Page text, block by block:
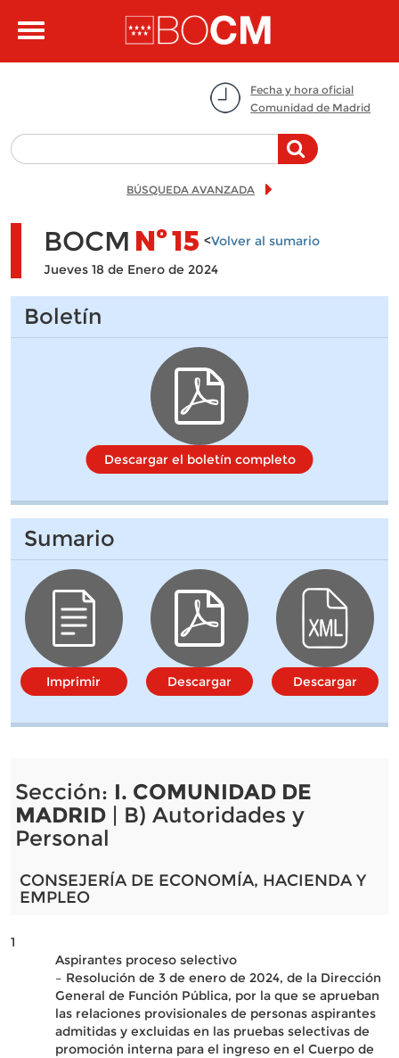
Toggle
Fecha y hora oficial
Comunidad de Madrid
BÚSQUEDA AVANZADA
BOCM Nº15 <Volver al sumario
Jueves 18 de Enero de 2024
Boletín
Descargar el boletín completo
Sumario
Imprimir Descargar Descargar
Sección: I. COMUNIDAD DE
MADRID| B) Autoridades y
Personal
CONSEJERÍA DE ECONOMÍA, HACIENDA Y
EMPLEO
1
Aspirantes proceso selectivo
– Resolución de 3 de enero de 2024, de la Dirección
General de Función Pública, por la que se aprueban
las relaciones provisionales de personas aspirantes
admitidas y excluidas en las pruebas selectivas de
promoción interna para el ingreso en el Cuerpo de